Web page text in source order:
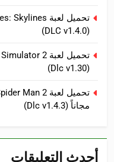
(DLC v1.4.0)
(Dlc v1.30)
مجاناً (Dlc v1.4.3)
أحدث التعليقات